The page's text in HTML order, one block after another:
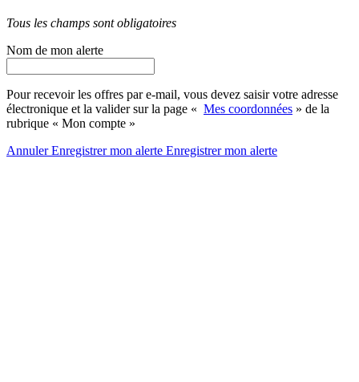
Tous les champs sont obligatoires
Nom de mon alerte
Pour recevoir les offres par e-mail, vous devez saisir votre adresse
électronique et la valider sur la page « Mes coordonnées » de la
rubrique « Mon compte »
AnnulerEnregistrer mon alerte Enregistrermon alerte